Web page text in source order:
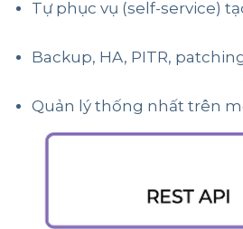
Tự phục vụ (self-service)
Backup, HA, PITR,
Quản lý thống nhất trên